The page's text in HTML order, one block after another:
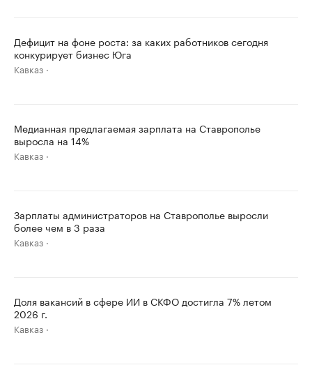
Дефицит на фоне роста: за каких работников сегодня
конкурирует бизнес Юга
Кавказ
Медианная предлагаемая зарплата на Ставрополье
выросла на 14%
Кавказ
Зарплаты администраторов на Ставрополье выросли
более чем в 3 раза
Кавказ
Доля вакансий в сфере ИИ в СКФО достигла 7% летом
2026 г.
Кавказ